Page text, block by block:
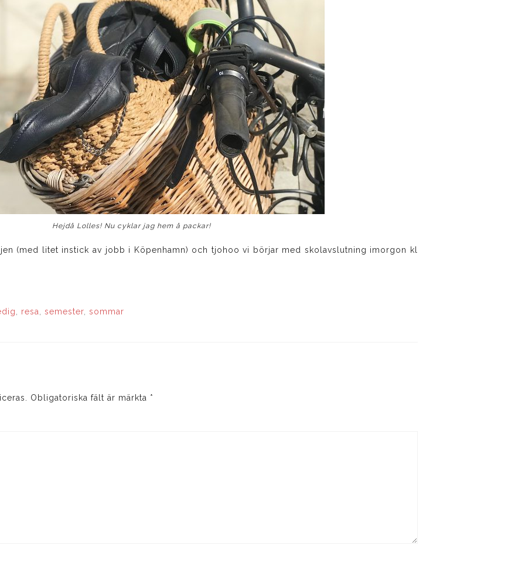
Hejdå Lolles! Nu cyklar jag hem å packar!
(med litet instick av jobb i Köpenhamn) och tjohoo vi börjar med skolavslutning imorgon kl
resa ,semester ,sommar
Obligatoriska fält är märkta *